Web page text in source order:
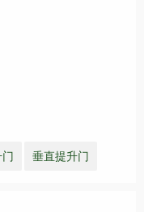
垂直提升门